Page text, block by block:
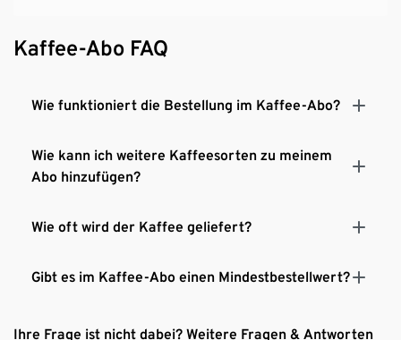
Kaffee-Abo FAQ
Wie funktioniert die Bestellung im Kaffee-Abo?
Wie kann ich weitere Kaffeesorten zu meinem
Abo hinzufügen?
Wie oft wird der Kaffee geliefert?
Gibt es im Kaffee-Abo einen Mindestbestellwert?
Ihre Frage ist nicht dabei? Weitere Fragen & Antworten